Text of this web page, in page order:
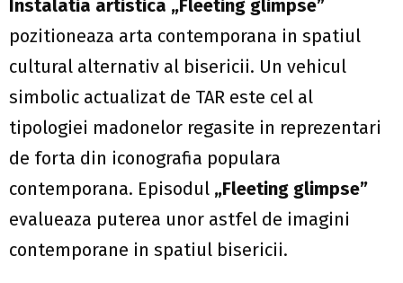
Instalatia artistica „Fleeting glimpse”
pozitioneaza arta contemporana in spatiul
cultural alternativ al bisericii. Un vehicul
simbolic actualizat de TAR este cel al
tipologiei madonelor regasite in reprezentari
de forta din iconografia populara
contemporana. Episodul „Fleeting glimpse”
evalueaza puterea unor astfel de imagini
contemporane in spatiul bisericii.